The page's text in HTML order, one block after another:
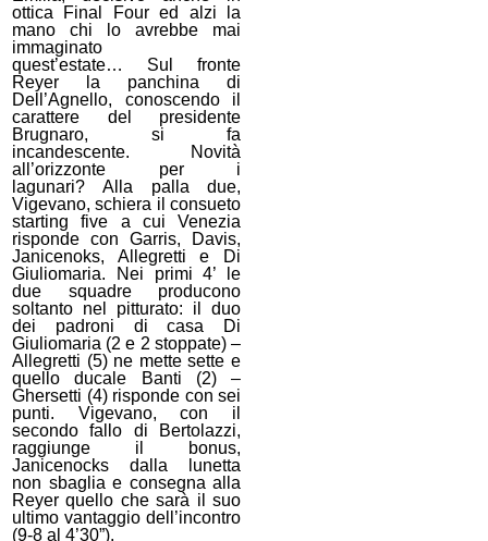
ottica Final Four ed alzi la
mano chi lo avrebbe mai
immaginato
quest’estate… Sul fronte
Reyer la panchina di
Dell’Agnello, conoscendo il
carattere del presidente
Brugnaro, si fa
incandescente. Novità
all’orizzonte per i
lagunari? A lla palla due,
Vigevano, schiera il consueto
starting five a cui Venezia
risponde con
Garris, Davis,
Janicenoks, Allegretti e Di
Giuliomaria. Nei primi 4’ le
due squadre producono
soltanto nel pitturato: il duo
dei padroni di casa Di
Giuliomaria (2 e 2 stoppate) –
Allegretti (5) ne mette sette e
quello ducale Banti (2) –
Ghersetti (4) risponde con sei
punti. Vigevano, con il
secondo fallo di Bertolazzi,
raggiunge il bonus,
Janicenocks dalla lunetta
non sbaglia e consegna alla
Reyer quello che sarà il suo
ultimo vantaggio dell’incontro
(9-8 al 4’30”).